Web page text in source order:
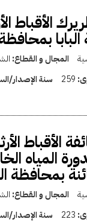
الأقباط
المجال و القطاع:
259 سنة الإصدار/
الأقباط
المياه
بمحافظة
المجال و القطاع:
223 سنة الإصدار/